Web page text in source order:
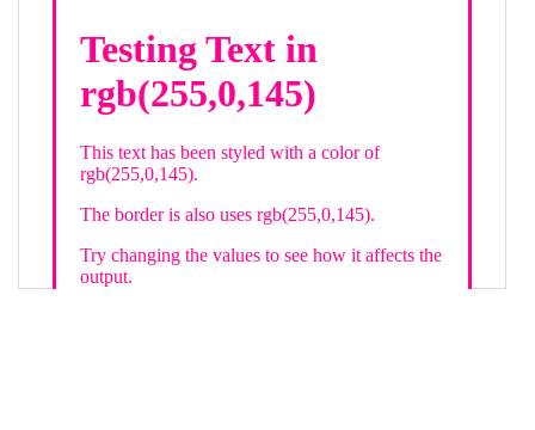
div class="textColor borderColor"
< h1>Testing Text in rgb(255,0,145)